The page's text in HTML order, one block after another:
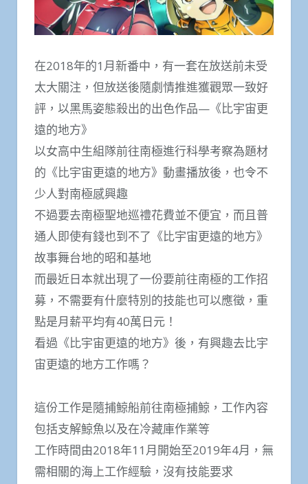
在2018年的1月新番中，有一套在放送前未受
太大關注，但放送後隨劇情推進獲觀眾一致好
評，以黑馬姿態殺出的出色作品—《比宇宙更
遠的地方》
以女高中生組隊前往南極進行科學考察為題材
的《比宇宙更遠的地方》動畫播放後，也令不
少人對南極感興趣
不過要去南極聖地巡禮花費並不便宜，而且普
通人即使有錢也到不了《比宇宙更遠的地方》
故事舞台地的昭和基地
而最近日本就出現了一份要前往南極的工作招
募，不需要有什麼特別的技能也可以應徵，重
點是月薪平均有40萬日元！
看過《比宇宙更遠的地方》後，有興趣去比宇
宙更遠的地方工作嗎？
這份工作是隨捕鯨船前往南極捕鯨，工作內容
包括支解鯨魚以及在冷藏庫作業等
工作時間由2018年11月開始至2019年4月，無
需相關的海上工作經驗，沒有技能要求